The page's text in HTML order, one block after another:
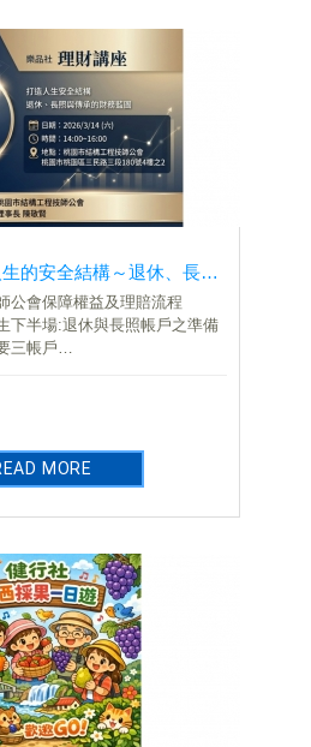
打造人生的安全結構～退休、長照與傳承的財務藍圖
公會保障權益及理賠流程
下半場:退休與長照帳戶之準備
三帳戶
戶：開啟人生的精彩下半場
戶：優雅老去的尊嚴保障
規劃的六大核心
賦予的權利
安心的退休人生
MORE